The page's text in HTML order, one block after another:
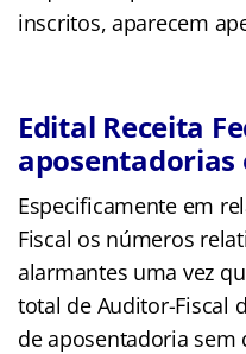
inscritos, aparecem
Edital Receita
Especificamente em
Fiscal os números
alarmantes uma vez
total de Auditor-Fiscal
de aposentadoria sem